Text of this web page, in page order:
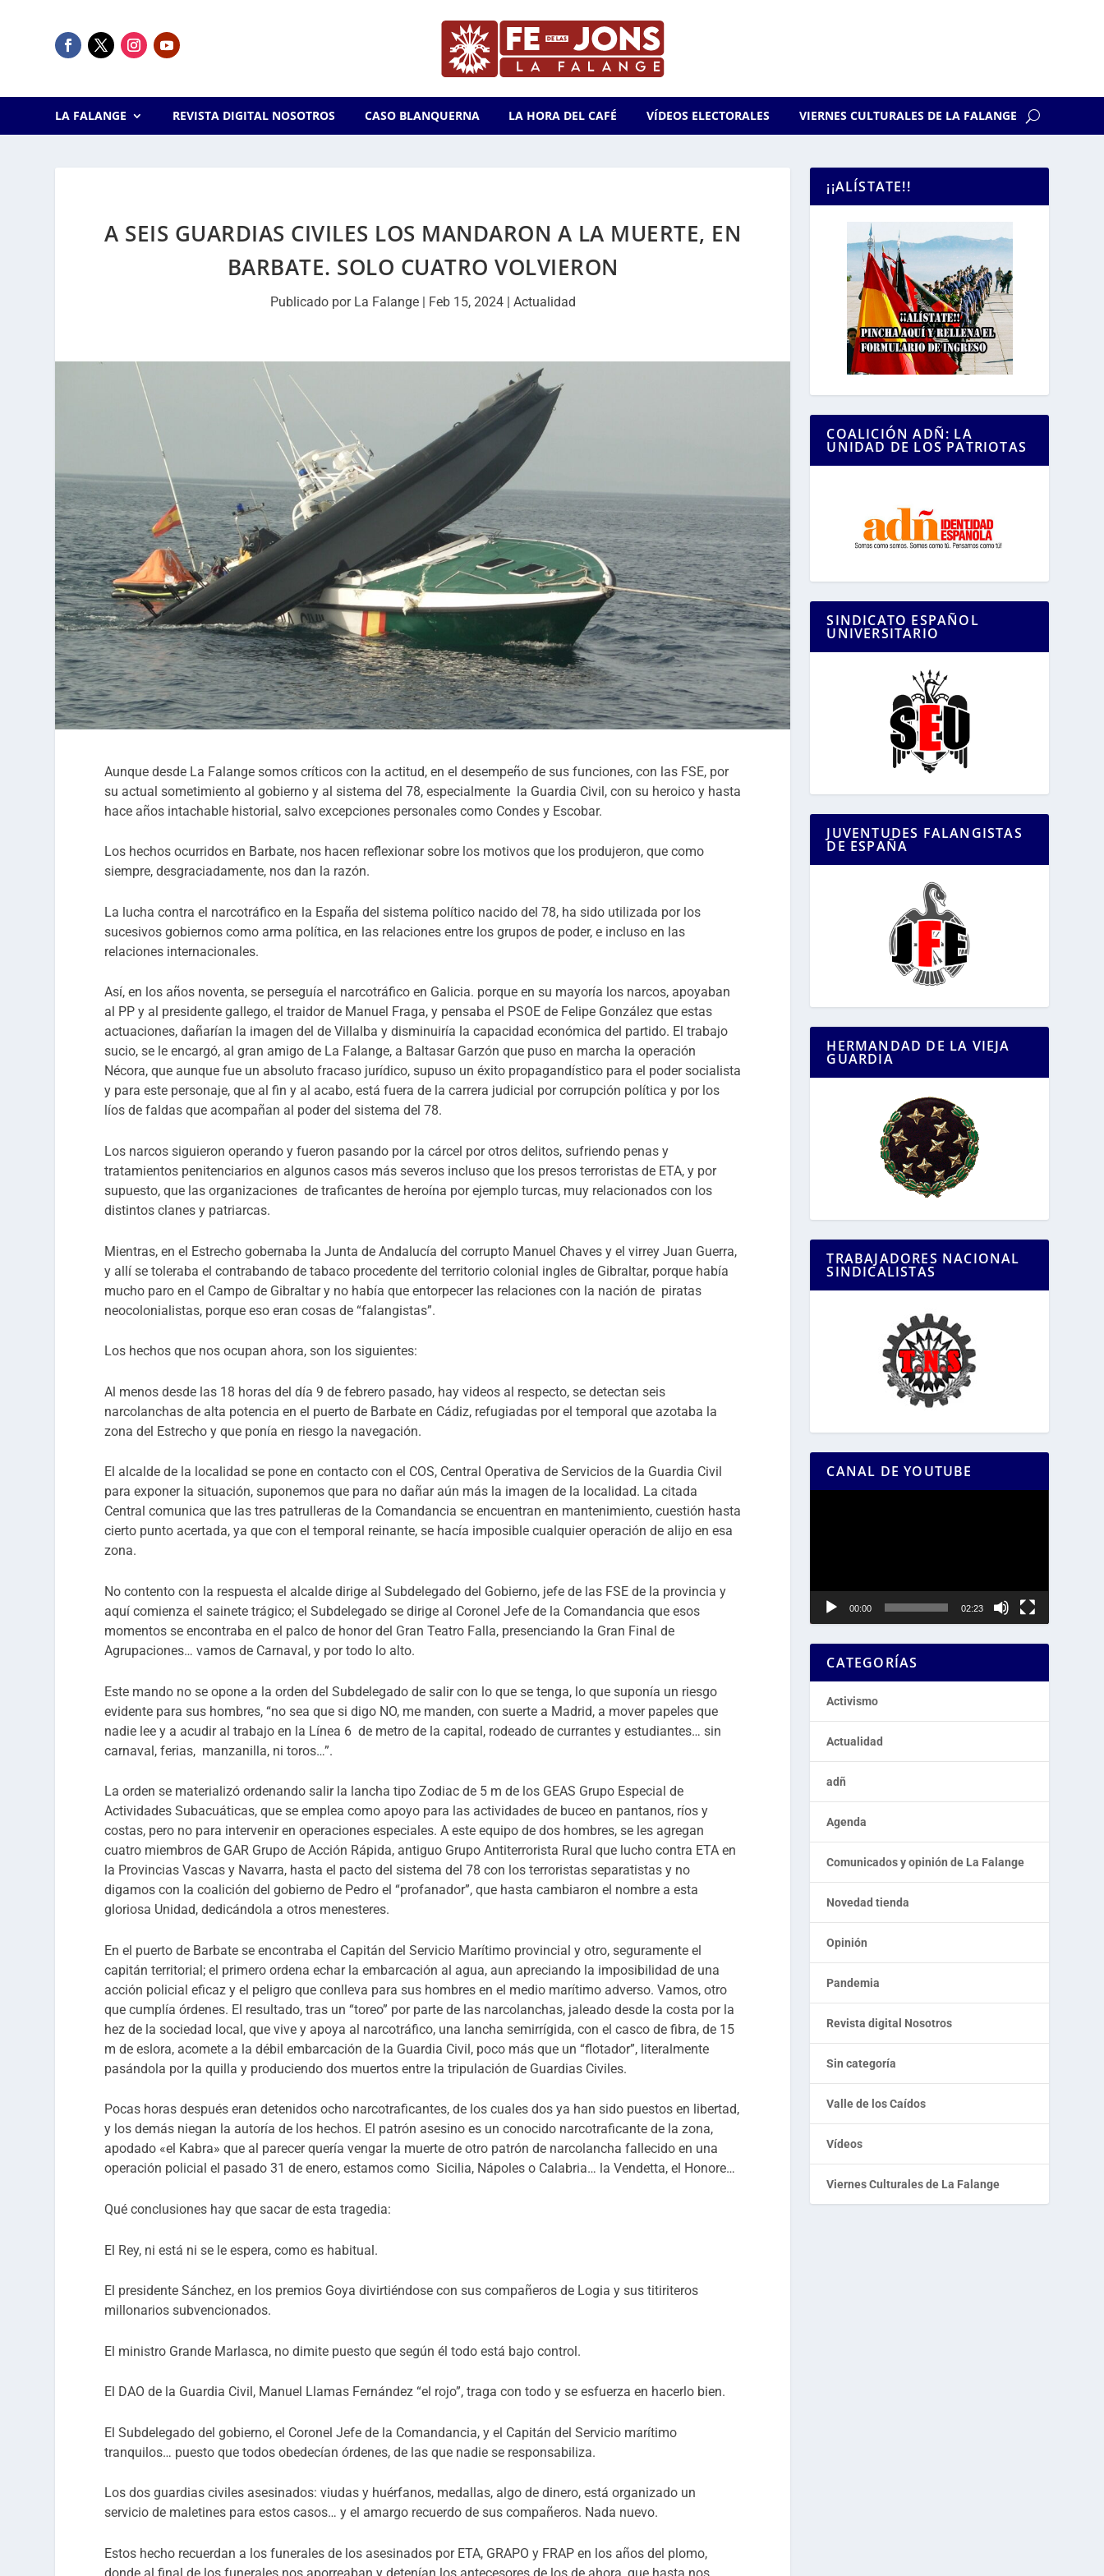
LA FALANGE REVISTA DIGITAL NOSOTROS CASO BLANQUERNA LA HORA DEL CAFÉ VÍDEOS ELECTORALES VIERNES CULTURALES DE LA FALANGE
A SEIS GUARDIAS CIVILES LOS MANDARON A LA MUERTE, EN
BARBATE. SOLO CUATRO VOLVIERON
Publicado por La Falange| Feb 15, 2024| Actualidad
Aunque desde La Falange somos críticos con la actitud, en el desempeño de sus funciones, con las FSE, por
su actual sometimiento al gobierno y al sistema del 78, especialmente la Guardia Civil, con su heroico y hasta
hace años intachable historial, salvo excepciones personales como Condes y Escobar.
Los hechos ocurridos en Barbate, nos hacen reflexionar sobre los motivos que los produjeron, que como
siempre, desgraciadamente, nos dan la razón.
La lucha contra el narcotráfico en la España del sistema político nacido del 78, ha sido utilizada por los
sucesivos gobiernos como arma política, en las relaciones entre los grupos de poder, e incluso en las
relaciones internacionales.
Así, en los años noventa, se perseguía el narcotráfico en Galicia. porque en su mayoría los narcos, apoyaban
al PP y al presidente gallego, el traidor de Manuel Fraga, y pensaba el PSOE de Felipe González que estas
actuaciones, dañarían la imagen del de Villalba y disminuiría la capacidad económica del partido. El trabajo
sucio, se le encargó, al gran amigo de La Falange, a Baltasar Garzón que puso en marcha la operación
Nécora, que aunque fue un absoluto fracaso jurídico, supuso un éxito propagandístico para el poder socialista
y para este personaje, que al fin y al acabo, está fuera de la carrera judicial por corrupción política y por los
líos de faldas que acompañan al poder del sistema del 78.
Los narcos siguieron operando y fueron pasando por la cárcel por otros delitos, sufriendo penas y
tratamientos penitenciarios en algunos casos más severos incluso que los presos terroristas de ETA, y por
supuesto, que las organizaciones de traficantes de heroína por ejemplo turcas, muy relacionados con los
distintos clanes y patriarcas.
Mientras, en el Estrecho gobernaba la Junta de Andalucía del corrupto Manuel Chaves y el virrey Juan Guerra,
y allí se toleraba el contrabando de tabaco procedente del territorio colonial ingles de Gibraltar, porque había
mucho paro en el Campo de Gibraltar y no había que entorpecer las relaciones con la nación de piratas
neocolonialistas, porque eso eran cosas de “falangistas”.
Los hechos que nos ocupan ahora, son los siguientes:
Al menos desde las 18 horas del día 9 de febrero pasado, hay videos al respecto, se detectan seis
narcolanchas de alta potencia en el puerto de Barbate en Cádiz, refugiadas por el temporal que azotaba la
zona del Estrecho y que ponía en riesgo la navegación.
El alcalde de la localidad se pone en contacto con el COS, Central Operativa de Servicios de la Guardia Civil
para exponer la situación, suponemos que para no dañar aún más la imagen de la localidad. La citada
Central comunica que las tres patrulleras de la Comandancia se encuentran en mantenimiento, cuestión hasta
cierto punto acertada, ya que con el temporal reinante, se hacía imposible cualquier operación de alijo en esa
zona.
No contento con la respuesta el alcalde dirige al Subdelegado del Gobierno, jefe de las FSE de la provincia y
aquí comienza el sainete trágico; el Subdelegado se dirige al Coronel Jefe de la Comandancia que esos
momentos se encontraba en el palco de honor del Gran Teatro Falla, presenciando la Gran Final de
Agrupaciones… vamos de Carnaval, y por todo lo alto.
Este mando no se opone a la orden del Subdelegado de salir con lo que se tenga, lo que suponía un riesgo
evidente para sus hombres, “no sea que si digo NO, me manden, con suerte a Madrid, a mover papeles que
nadie lee y a acudir al trabajo en la Línea 6 de metro de la capital, rodeado de currantes y estudiantes… sin
carnaval, ferias, manzanilla, ni toros…”.
La orden se materializó ordenando salir la lancha tipo Zodiac de 5 m de los GEAS Grupo Especial de
Actividades Subacuáticas, que se emplea como apoyo para las actividades de buceo en pantanos, ríos y
costas, pero no para intervenir en operaciones especiales. A este equipo de dos hombres, se les agregan
cuatro miembros de GAR Grupo de Acción Rápida, antiguo Grupo Antiterrorista Rural que lucho contra ETA en
la Provincias Vascas y Navarra, hasta el pacto del sistema del 78 con los terroristas separatistas y no
digamos con la coalición del gobierno de Pedro el “profanador”, que hasta cambiaron el nombre a esta
gloriosa Unidad, dedicándola a otros menesteres.
En el puerto de Barbate se encontraba el Capitán del Servicio Marítimo provincial y otro, seguramente el
capitán territorial; el primero ordena echar la embarcación al agua, aun apreciando la imposibilidad de una
acción policial eficaz y el peligro que conlleva para sus hombres en el medio marítimo adverso. Vamos, otro
que cumplía órdenes. El resultado, tras un “toreo” por parte de las narcolanchas, jaleado desde la costa por la
hez de la sociedad local, que vive y apoya al narcotráfico, una lancha semirrígida, con el casco de fibra, de 15
m de eslora, acomete a la débil embarcación de la Guardia Civil, poco más que un “flotador”, literalmente
pasándola por la quilla y produciendo dos muertos entre la tripulación de Guardias Civiles.
Pocas horas después eran detenidos ocho narcotraficantes, de los cuales dos ya han sido puestos en libertad,
y los demás niegan la autoría de los hechos. El patrón asesino es un conocido narcotraficante de la zona,
apodado «el Kabra» que al parecer quería vengar la muerte de otro patrón de narcolancha fallecido en una
operación policial el pasado 31 de enero, estamos como Sicilia, Nápoles o Calabria… la Vendetta, el Honore…
Qué conclusiones hay que sacar de esta tragedia:
El Rey, ni está ni se le espera, como es habitual.
El presidente Sánchez, en los premios Goya divirtiéndose con sus compañeros de Logia y sus titiriteros
millonarios subvencionados.
El ministro Grande Marlasca, no dimite puesto que según él todo está bajo control.
El DAO de la Guardia Civil, Manuel Llamas Fernández “el rojo”, traga con todo y se esfuerza en hacerlo bien.
El Subdelegado del gobierno, el Coronel Jefe de la Comandancia, y el Capitán del Servicio marítimo
tranquilos… puesto que todos obedecían órdenes, de las que nadie se responsabiliza.
Los dos guardias civiles asesinados: viudas y huérfanos, medallas, algo de dinero, está organizado un
servicio de maletines para estos casos… y el amargo recuerdo de sus compañeros. Nada nuevo.
Estos hecho recuerdan a los funerales de los asesinados por ETA, GRAPO y FRAP en los años del plomo,
¡¡ALÍSTATE!!
COALICIÓN ADÑ: LA
UNIDAD DE LOS PATRIOTAS
SINDICATO ESPAÑOL
UNIVERSITARIO
JUVENTUDES FALANGISTAS
DE ESPAÑA
HERMANDAD DE LA VIEJA
GUARDIA
TRABAJADORES NACIONAL
SINDICALISTAS
CANAL DE YOUTUBE
00:00 02:23
CATEGORÍAS
Activismo
Actualidad
adñ
Agenda
Comunicados y opinión de La Falange
Novedad tienda
Opinión
Pandemia
Revista digital Nosotros
Sin categoría
Valle de los Caídos
Vídeos
Viernes Culturales de La Falange